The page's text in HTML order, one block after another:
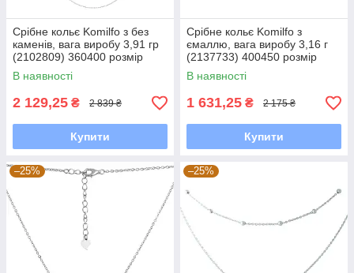
Срібне кольє Komilfo з без
каменів, вага виробу 3,91 гр
(2102809) 360400 розмір
4.48, 450-500 мм
В наявності
2 129,25 ₴ 2 839 ₴
Купити
Срібне кольє Komilfo з
ємаллю, вага виробу 3,16 г
(2137733) 400450 розмір
2.68, 450-500 мм
В наявності
1 631,25 ₴ 2 175 ₴
Купити
–25% –25%